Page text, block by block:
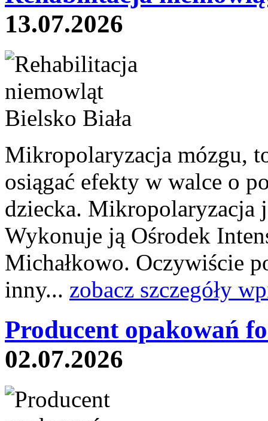
13.07.2026
Mikropolaryzacja mózgu,
osiągać efekty w walce o
dziecka. Mikropolaryzacja
Wykonuje ją Ośrodek
Michałkowo. Oczywiście
inny... zobacz szczegóły
Producent opakowań
02.07.2026